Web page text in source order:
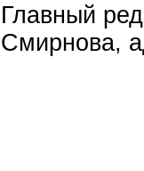
Главный
Смирнова,